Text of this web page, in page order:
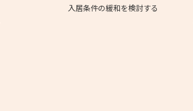
入居条件の緩和を検討する